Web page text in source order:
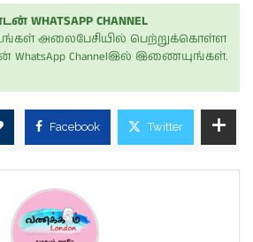
CHANNEL
உங்கள் அலைபேசியில் பெற்றுக்கொள்ள
Channelஇல் இணையுங்கள்.
Facebook Twitter